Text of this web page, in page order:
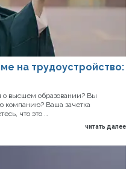
на трудоустройство:
о высшем образовании? Вы
компанию? Ваша зачетка
что это …
читать далее